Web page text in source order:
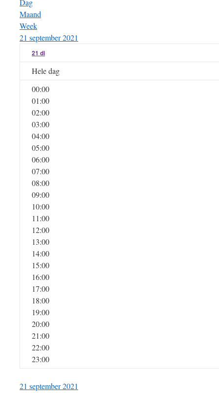
Dag
Maand
Week
21 september 2021
21 di
Hele dag
00:00
01:00
02:00
03:00
04:00
05:00
06:00
07:00
08:00
09:00
10:00
11:00
12:00
13:00
14:00
15:00
16:00
17:00
18:00
19:00
20:00
21:00
22:00
23:00
21 september 2021